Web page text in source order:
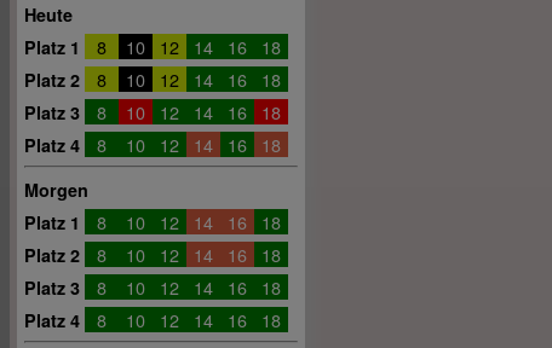
Heute
Platz 1
8 10 12 14 16 18
Platz 2 8 10 12 14 16 18
Platz 3 8 10 12 14 16 18
Platz 4 8 10 12 14 16 18
Morgen
Platz 1
8 10 12 14 16 18
Platz 2 8 10 12 14 16 18
Platz 3 8 10 12 14 16 18
Platz 4 8 10 12 14 16 18